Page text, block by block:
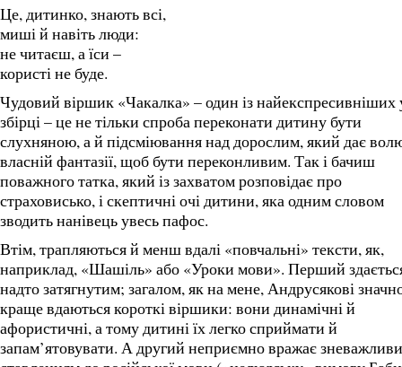
Це, дитинко, знають всі,
миші й навіть люди:
не читаєш, а їси –
користі не буде.
Чудовий віршик «Чакалка» – один із найекспресивніших
збірці – це не тільки спроба переконати дитину бути
слухняною, а й підсміювання над дорослим, який дає
власній фантазії, щоб бути переконливим. Так і бачиш
поважного татка, який із захватом розповідає про
страховисько, і скептичні очі дитини, яка одним словом
зводить нанівець увесь пафос.
Втім, трапляються й менш вдалі «повчальні» тексти, як,
наприклад, «Шашіль» або «Уроки мови». Перший
надто затягнутим; загалом, як на мене, Андрусякові
краще вдаються короткі віршики: вони динамічні й
афористичні, а тому дитині їх легко сприймати й
запам’ятовувати. А другий неприємно вражає